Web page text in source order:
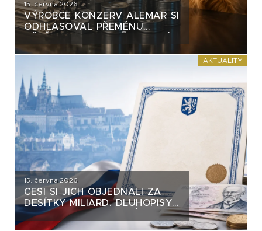
15. června 2026
VÝROBCE KONZERV ALEMAR SI
ODHLASOVAL PŘEMĚNU
VĚTŠINY DLUHOPISŮ. VZNIKÁ
NA TRHU NEBEZPEČNÝ
AKTUALITY
15. června 2026
ČEŠI SI JICH OBJEDNALI ZA
DESÍTKY MILIARD. DLUHOPISY
REPUBLIKY NASTAVUJÍ
FIREMNÍM EMISÍM NEPŘÍJEMNÉ